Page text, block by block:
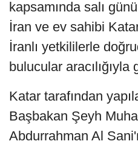
kapsamında salı
İran ve ev sahibi
İranlı yetkililerle
bulucular aracılığıyla
Katar tarafından
Başbakan Şeyh
Abdurrahman Al